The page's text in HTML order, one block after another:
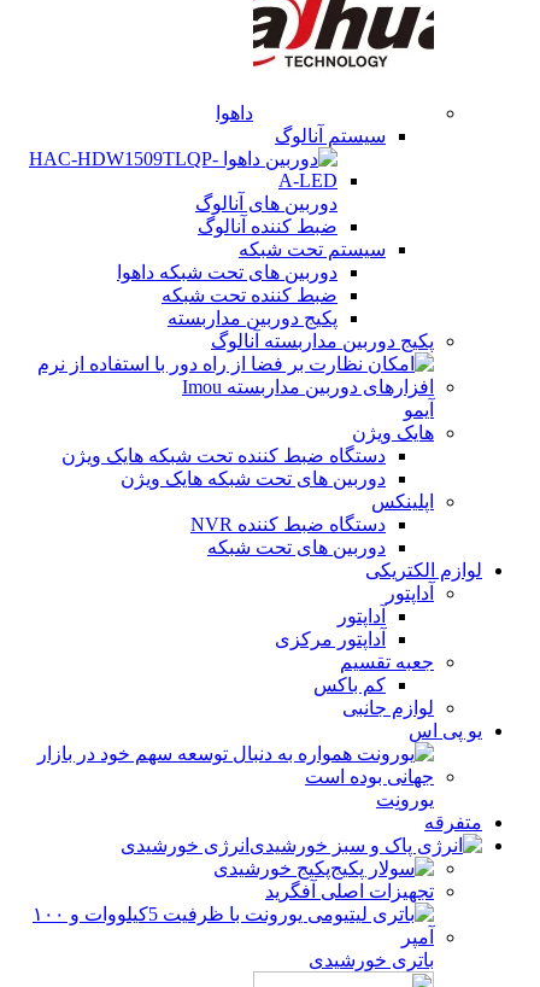
داهوا
سیستم آنالوگ
دوربین های آنالوگ
ضبط کننده آنالوگ
سیستم تحت شبکه
دوربین های تحت شبکه داهوا
ضبط کننده تحت شبکه
پکیج دوربین مداربسته
پکیج دوربین مداربسته آنالوگ
آیمو
هایک ویژن
دستگاه ضبط کننده تحت شبکه هایک ویژن
دوربین های تحت شبکه هایک ویژن
اپلینکس
دستگاه ضبط کننده NVR
دوربین های تحت شبکه
لوازم الکتریکی
آداپتور
آداپتور
آداپتور مرکزی
جعبه تقسیم
کم باکس
لوازم جانبی
یو پی اس
یورونِت
متفرقه
انرژی خورشیدی
پکیج خورشیدی
تجهیزات اصلی آفگرید
باتری خورشیدی